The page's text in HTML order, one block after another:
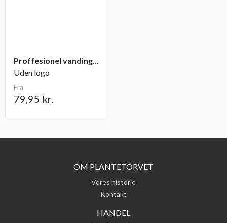
Proffesionel vandingspose 100 liter
Uden logo
Fra
79,95 kr.
OM PLANTETORVET
Vores historie
Kontakt
HANDEL